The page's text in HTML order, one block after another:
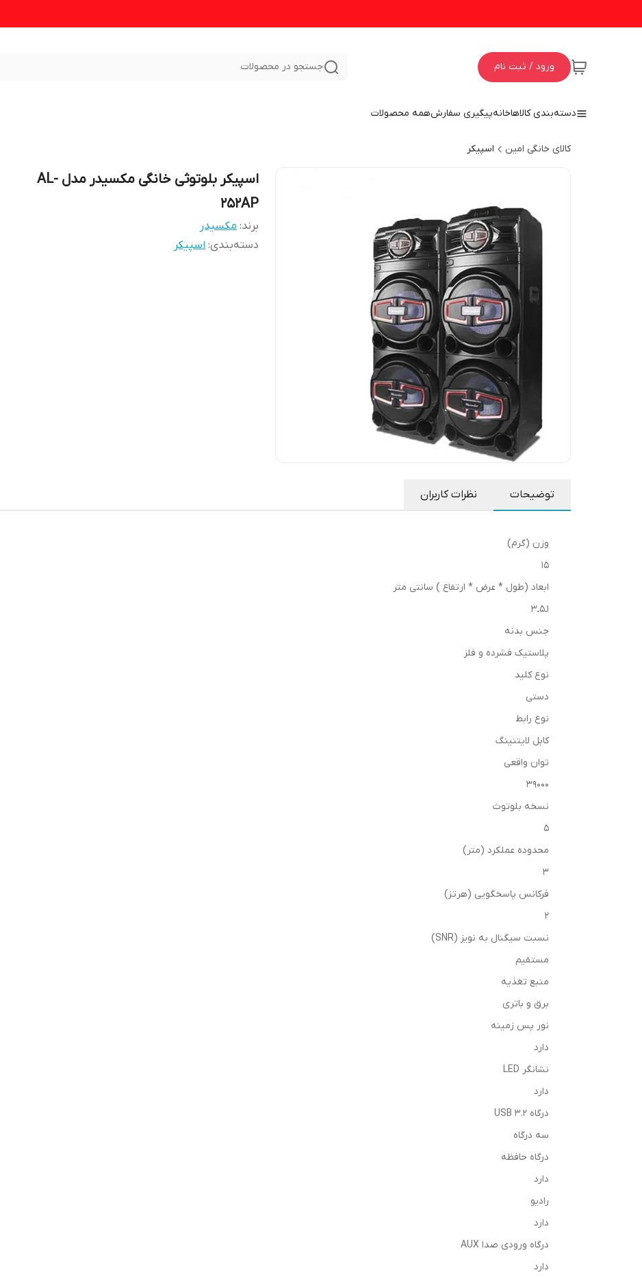
ورود / ثبت نام جستجو در محصولات
دسته‌بندی کالاهاخانهپیگیری سفارشهمه محصولات
کالای خانگی امین اسپیکر
اسپیکر بلوتوثی خانگی مکسیدر مدل AL-
252AP
برند: مکسیدر
دسته‌بندی:اسپیکر
توضیحات نظرات کاربران
وزن (گرم)
15
ابعاد (طول * عرض * ارتفاع ) سانتی متر
1ـ۵ـ۳
جنس بدنه
پلاستیک فشرده و فلز
نوع کلید
دستی
نوع رابط
کابل لایتنینگ
توان واقعی
39000
نسخه بلوتوث
5
محدوده عملکرد (متر)
3
فرکانس پاسخگویی (هرتز)
2
نسبت سیگنال به نویز (SNR)
مستقیم
منبع تغذیه
برق و باتری
نور پس زمینه
دارد
نشانگر LED
دارد
درگاه 3.2 USB
سه درگاه
درگاه حافظه
دارد
رادیو
دارد
درگاه ورودی صدا AUX
دارد